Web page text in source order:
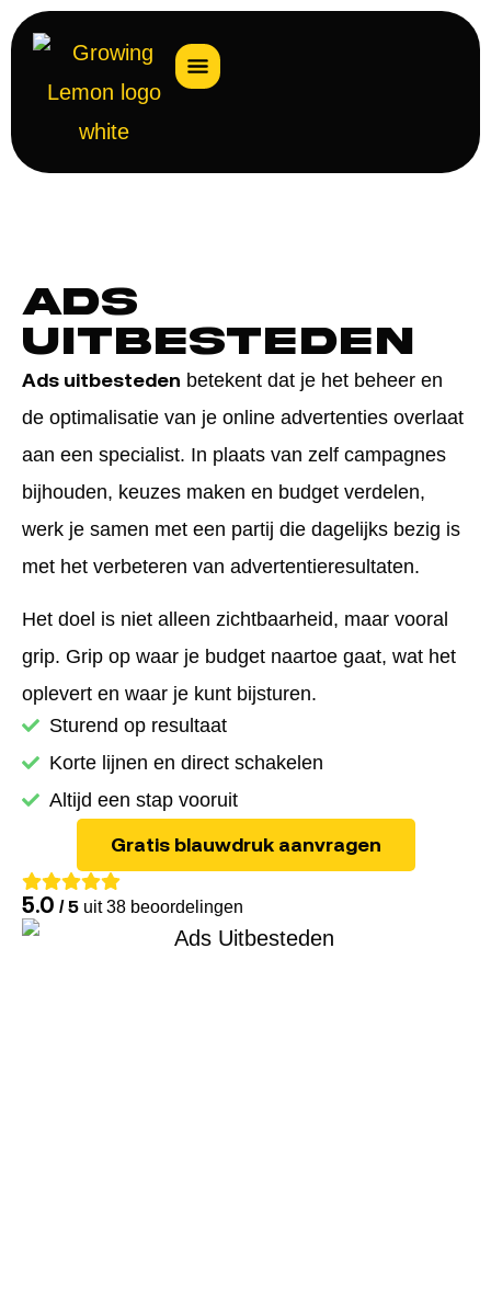
Ads
uitbesteden
Ads uitbesteden betekent dat je het beheer en
de optimalisatie van je online advertenties overlaat
aan een specialist. In plaats van zelf campagnes
bijhouden, keuzes maken en budget verdelen,
werk je samen met een partij die dagelijks bezig is
met het verbeteren van advertentieresultaten.
Het doel is niet alleen zichtbaarheid, maar vooral
grip. Grip op waar je budget naartoe gaat, wat het
oplevert en waar je kunt bijsturen.
Sturend op resultaat
Korte lijnen en direct schakelen
Altijd een stap vooruit
Gratis blauwdruk aanvragen
5.0 / 5 uit 38 beoordelingen